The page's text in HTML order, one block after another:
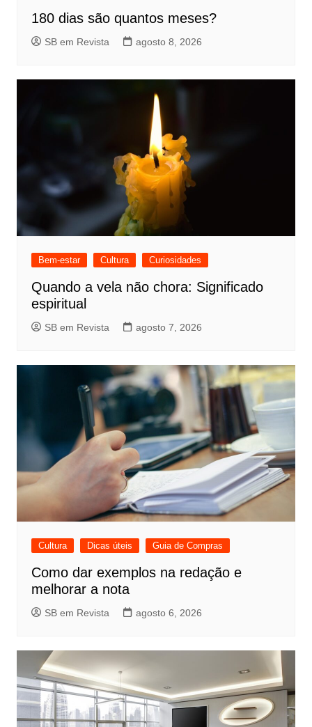
180 dias são quantos meses?
SB em Revista agosto 8, 2026
Bem-estar Cultura Curiosidades
Quando a vela não chora: Significado
espiritual
SB em Revista agosto 7, 2026
Cultura Dicas úteis Guia de Compras
Como dar exemplos na redação e
melhorar a nota
SB em Revista agosto 6, 2026